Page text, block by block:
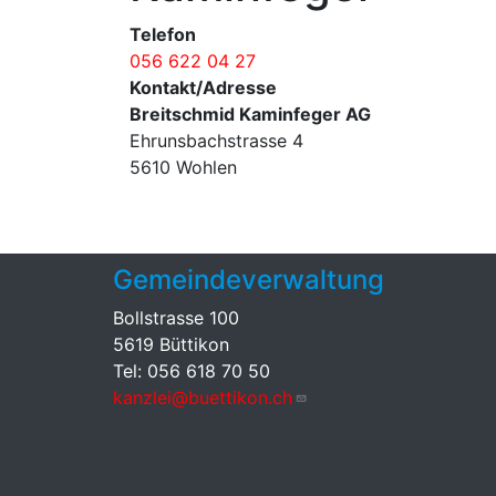
Telefon
056 622 04 27
Kontakt/Adresse
Breitschmid Kaminfeger AG
Ehrunsbachstrasse 4
5610 Wohlen
Gemeindeverwaltung
Bollstrasse 100
5619 Büttikon
Tel: 056 618 70 50
kanzlei@buettikon.ch